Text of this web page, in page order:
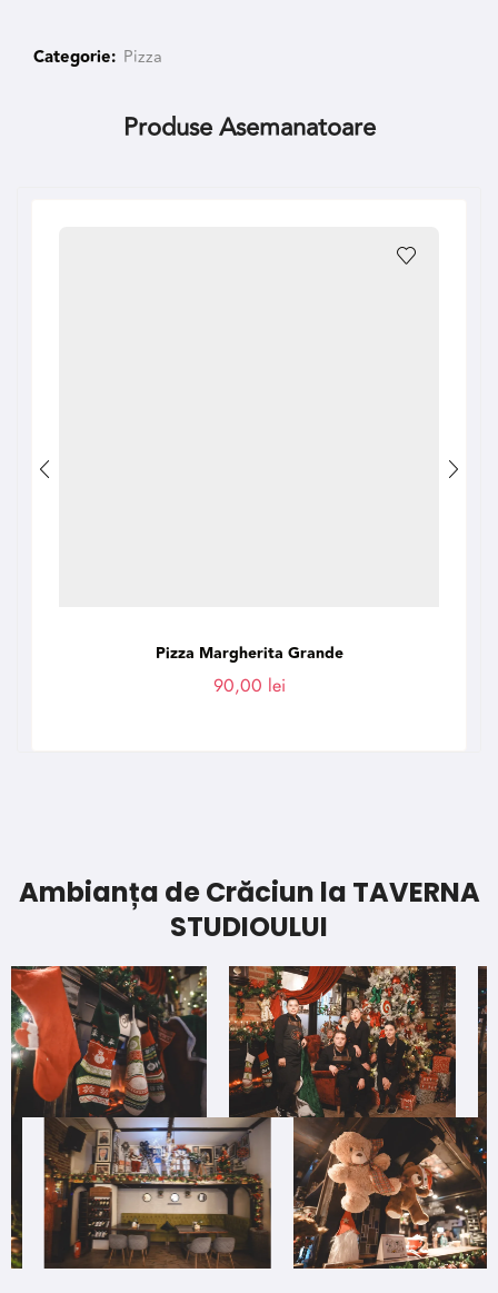
Categorie: Pizza
Produse Asemanatoare
Pizza Margherita Grande
90,00 lei
Ambianța de Crăciun la TAVERNA
STUDIOULUI